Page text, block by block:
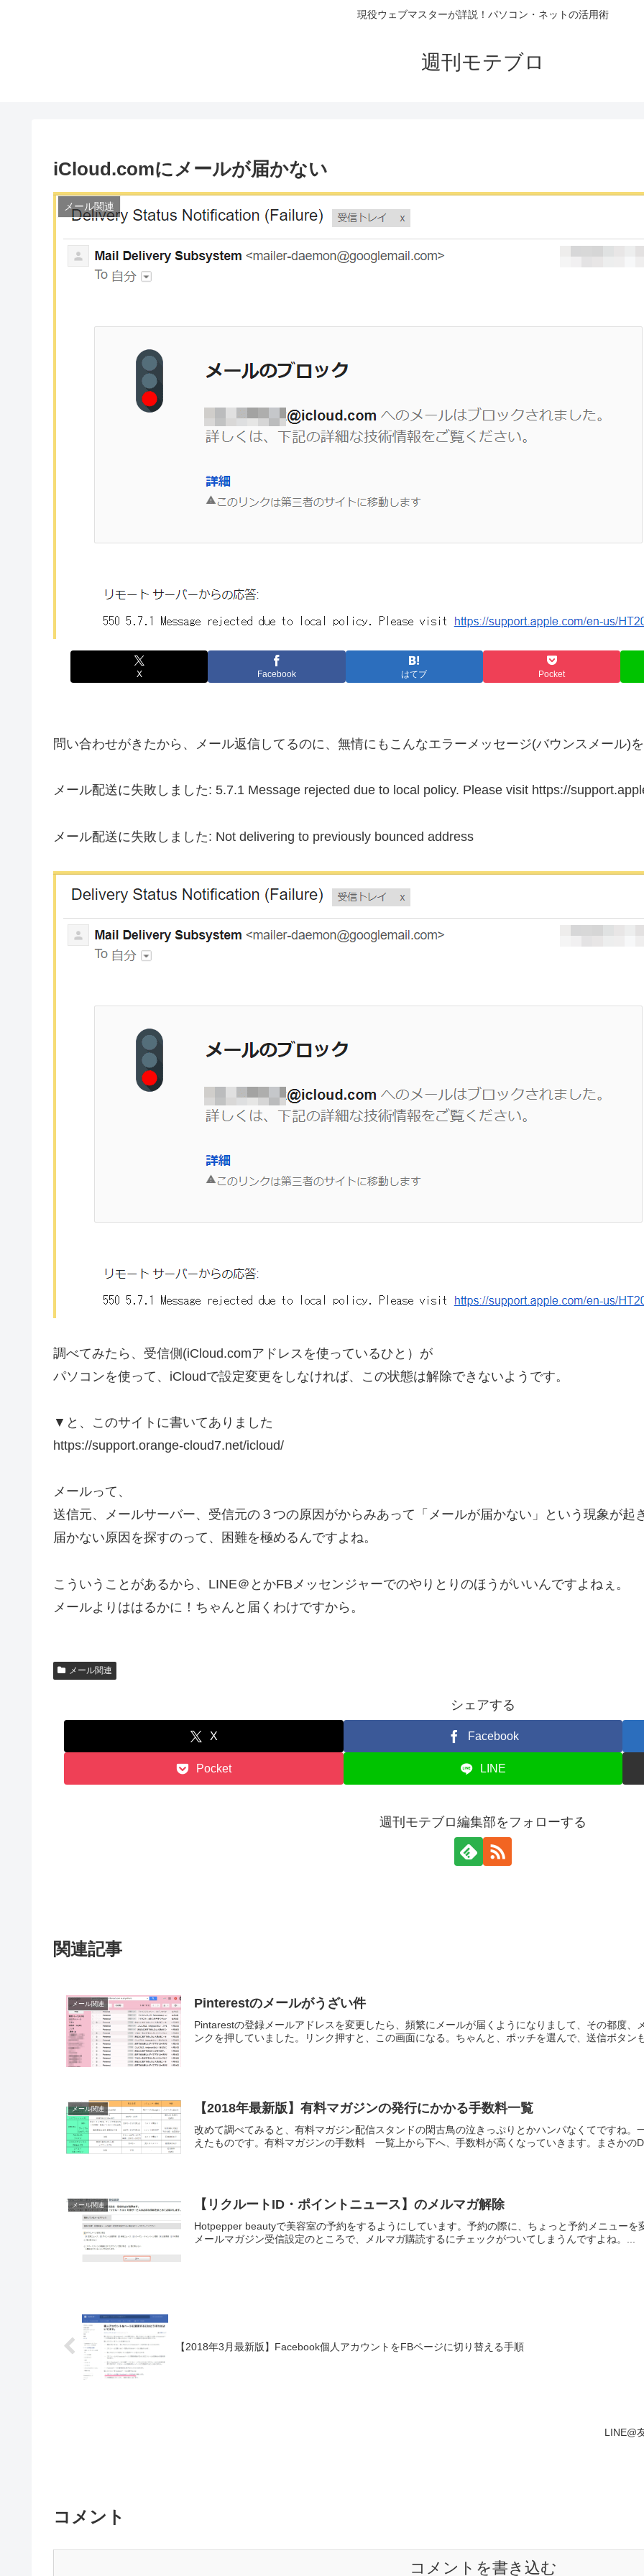
現役ウェブマスターが詳説！パソコン・ネットの活用術
週刊モテブロ
iCloud.comにメールが届かない
メール関連
X Facebook はてブ Pocket
問い合わせがきたから、メール返信してるのに、無情にもこんなエラーメッセージ(バウンスメール)
メール配送に失敗しました: 5.7.1 Message rejected due to local policy. Please visit https://
メール配送に失敗しました: Not delivering to previously bounced address
調べてみたら、受信側(iCloud.comアドレスを使っているひと）が
パソコンを使って、iCloudで設定変更をしなければ、この状態は解除できないようです。
▼と、このサイトに書いてありました
https://support.orange-cloud7.net/icloud/
メールって、
送信元、メールサーバー、受信元の３つの原因がからみあって「メールが届かない」という現象が起
届かない原因を探すのって、困難を極めるんですよね。
こういうことがあるから、LINE＠とかFBメッセンジャーでのやりとりのほうがいいんですよねぇ。
メールよりははるかに！ちゃんと届くわけですから。
メール関連
シェアする
X Facebook
Pocket LINE
週刊モテブロ編集部をフォローする
関連記事
メール関連 Pinterestのメールがうざい件
Pintarestの登録メールアドレスを変更したら、頻繁にメールが届くようになりまして、その都度、
ンクを押していました。リンク押すと、この画面になる。ちゃんと、ポッチを選んで、送信ボタンも
メール関連 【2018年最新版】有料マガジンの発行にかかる手数料一覧
改めて調べてみると、有料マガジン配信スタンドの閑古鳥の泣きっぷりとかハンパなくてですね
えたものです。有料マガジンの手数料 一覧上から下へ、手数料が高くなっていきます。まさかの
メール関連 【リクルートID・ポイントニュース】のメルマガ解除
Hotpepper beautyで美容室の予約をするようにしています。予約の際に、ちょっと予約メニューを
メールマガジン受信設定のところで、メルマガ購読するにチェックがついてしまうんですよね。...
【2018年3月最新版】Facebook個人アカウントをFBページに切り替える手順
LINE@
コメント
コメントを書き込む